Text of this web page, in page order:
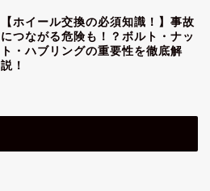
【ホイール交換の必須知識！】事故
につながる危険も！？ボルト・ナッ
ト・ハブリングの重要性を徹底解
説！